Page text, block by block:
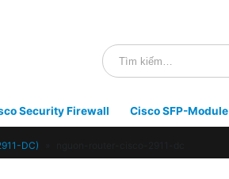
Security Firewall Cisco SFP-Module
DC)